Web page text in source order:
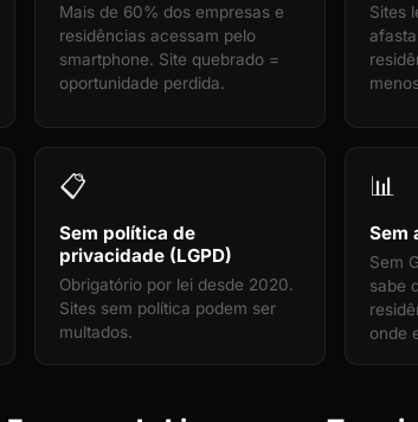
Mais de 60% dos empresas e
residências acessam pelo
smartphone. Site quebrado =
oportunidade perdida.
Sites
📋
Sem política de
privacidade (LGPD)
Obrigatório por lei desde 2020.
Sites sem política podem ser
multados.
📊
Sem
Sem
sabe
onde